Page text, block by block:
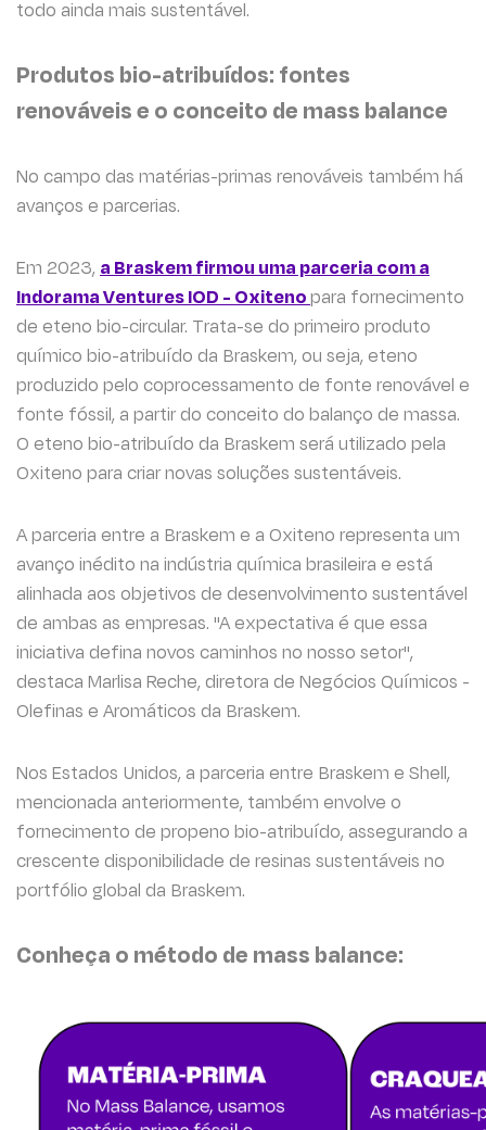
todo ainda mais sustentável.
Produtos bio-atribuídos: fontes
renováveis e o conceito de mass balance
No campo das matérias-primas renováveis também há
avanços e parcerias.
Em 2023, a Braskem firmou uma parceria com a
Indorama Ventures IOD - Oxitenopara fornecimento
de eteno bio-circular. Trata-se do primeiro produto
químico bio-atribuído da Braskem, ou seja, eteno
produzido pelo coprocessamento de fonte renovável e
fonte fóssil, a partir do conceito do balanço de massa.
O eteno bio-atribuído da Braskem será utilizado pela
Oxiteno para criar novas soluções sustentáveis.
A parceria entre a Braskem e a Oxiteno representa um
avanço inédito na indústria química brasileira e está
alinhada aos objetivos de desenvolvimento sustentável
de ambas as empresas. "A expectativa é que essa
iniciativa defina novos caminhos no nosso setor",
destaca Marlisa Reche, diretora de Negócios Químicos -
Olefinas e Aromáticos da Braskem.
Nos Estados Unidos, a parceria entre Braskem e Shell,
mencionada anteriormente, também envolve o
fornecimento de propeno bio-atribuído, assegurando a
crescente disponibilidade de resinas sustentáveis no
portfólio global da Braskem.
Conheça o método de mass balance: